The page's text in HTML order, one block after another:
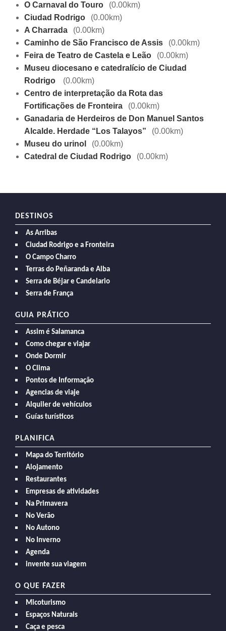
O Carnaval do Touro
(0.00km)
Ciudad Rodrigo
(0.00km)
A Charrada
(0.00km)
Caminho de São Francisco de Assis
(0.00km)
Feira de Teatro de Castela e Leão
(0.00km)
Museu diocesano e catedralício de Ciudad
Rodrigo
(0.00km)
Centro de interpretação da Rota das
Fortificações de Fronteira
(0.00km)
Ganadaria de Herdeiros de Don Manuel Santos
Alcalde. Herdade “Los Talayos”
(0.00km)
Museu do urinol
(0.00km)
Catedral de Ciudad Rodrigo
(0.00km)
DESTINOS
As Arribas
Ciudad Rodrigo e a Fronteira
O Campo Charro
Terras do Peñaranda e Alba
Serra de Béjar e Candelario
Serra de França
GUIA PRÁTICO
Assim é Salamanca
Como chegar e viajar
Onde Dormir
O Clima
Pontos de Informação
Agencias de viaje
Alquiler de vehículos
Guías turísticos
PLANIFICA
Mapa do Território
Alojamento
Restaurantes
Empresas de atividades
Na Primavera
No Verão
No Autono
No Inverno
Agenda
invente sua viagem
O QUE FAZER
Micoturismo
Espaços Naturais
Caça e pesca